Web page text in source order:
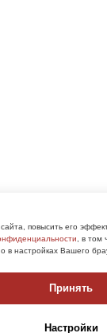
повысить его
, в том
в настройках Вашего
Принять
Настройки